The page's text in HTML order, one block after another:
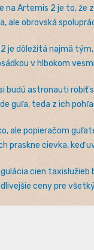
na Artemis 2 je to,
ale obrovská
je dôležitá najmä tým,
v hlbokom
si budú astronauti robiť
guľa, teda z ich
ale popieračom
praskne cievka, keď
cien taxislužieb
ceny pre